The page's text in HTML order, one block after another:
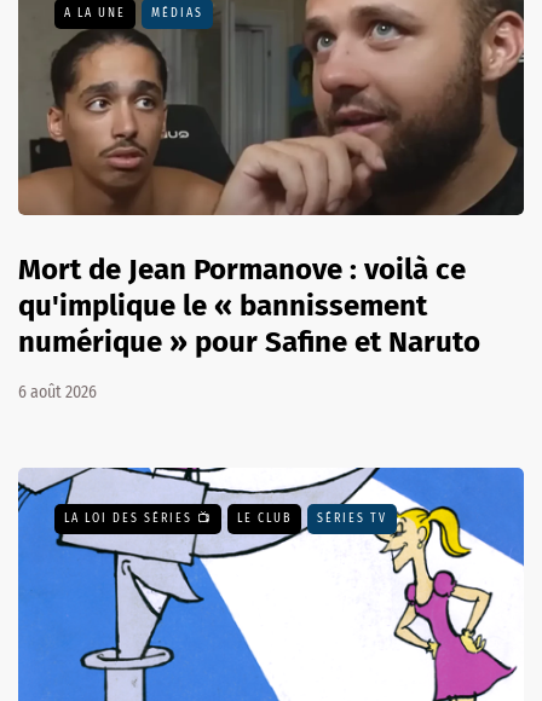
A LA UNE MÉDIAS
Mort de Jean Pormanove : voilà ce
qu'implique le « bannissement
numérique » pour Safine et Naruto
6 août 2026
LA LOI DES SÉRIES 📺 LE CLUB SÉRIES TV